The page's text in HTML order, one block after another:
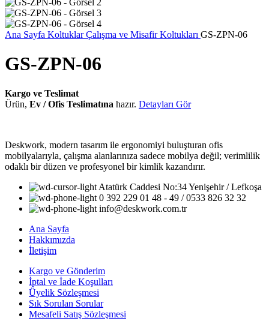
Ana Sayfa KoltuklarÇalışma ve Misafir Koltukları GS-ZPN-06
GS-ZPN-06
Kargo ve Teslimat
Ürün, Ev / Ofis Teslimatına hazır. Detayları Gör
Deskwork, modern tasarım ile ergonomiyi buluşturan ofis
mobilyalarıyla, çalışma alanlarınıza sadece mobilya değil; verimlilik
odaklı bir düzen ve profesyonel bir kimlik kazandırır.
Atatürk Caddesi No:34 Yenişehir / Lefkoşa
0 392 229 01 48 - 49 / 0533 826 32 32
info@deskwork.com.tr
Ana Sayfa
Hakkımızda
İletişim
Kargo ve Gönderim
İptal ve İade Koşulları
Üyelik Sözleşmesi
Sık Sorulan Sorular
Mesafeli Satış Sözleşmesi